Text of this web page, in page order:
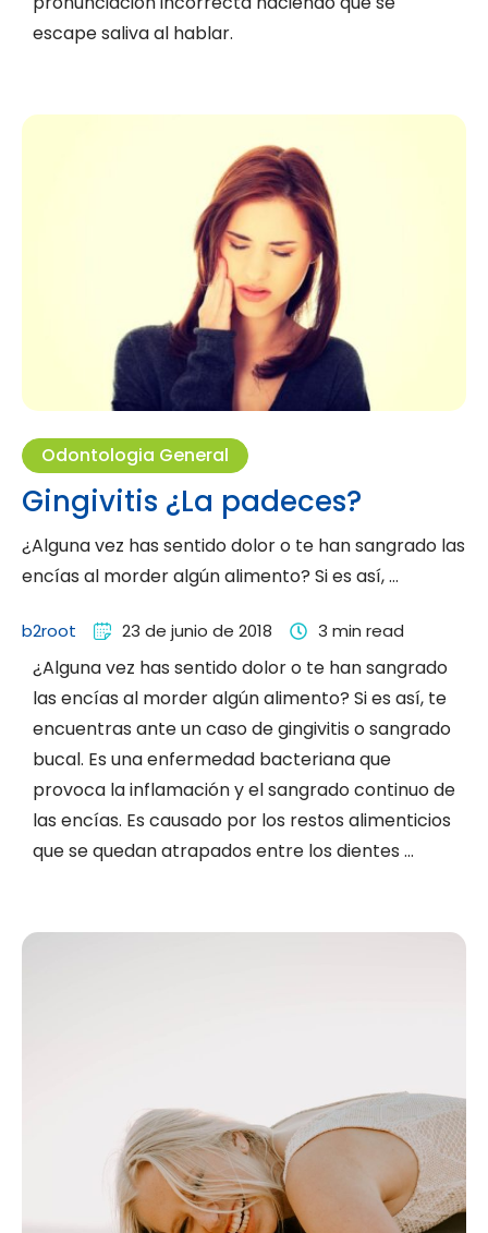
escape saliva al hablar.
Odontologia General
Gingivitis ¿La padeces?
¿Alguna vez has sentido dolor o te han sangrado las
encías al morder algún alimento? Si es así, …
b2root 23 de junio de 2018 3 min read
¿Alguna vez has sentido dolor o te han sangrado
las encías al morder algún alimento? Si es así, te
encuentras ante un caso de gingivitis o sangrado
bucal. Es una enfermedad bacteriana que
provoca la inflamación y el sangrado continuo de
las encías. Es causado por los restos alimenticios
que se quedan atrapados entre los dientes …